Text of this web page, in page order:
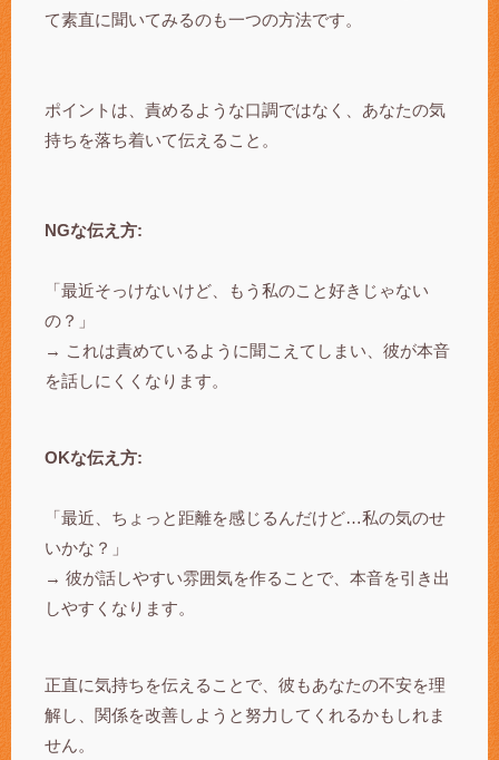
て素直に聞いてみるのも一つの方法です。
ポイントは、責めるような口調ではなく、あなたの気
持ちを落ち着いて伝えること。
NGな伝え方:
「最近そっけないけど、もう私のこと好きじゃない
の？」
→ これは責めているように聞こえてしまい、彼が本音
を話しにくくなります。
OKな伝え方:
「最近、ちょっと距離を感じるんだけど…私の気のせ
いかな？」
→ 彼が話しやすい雰囲気を作ることで、本音を引き出
しやすくなります。
正直に気持ちを伝えることで、彼もあなたの不安を理
解し、関係を改善しようと努力してくれるかもしれま
せん。